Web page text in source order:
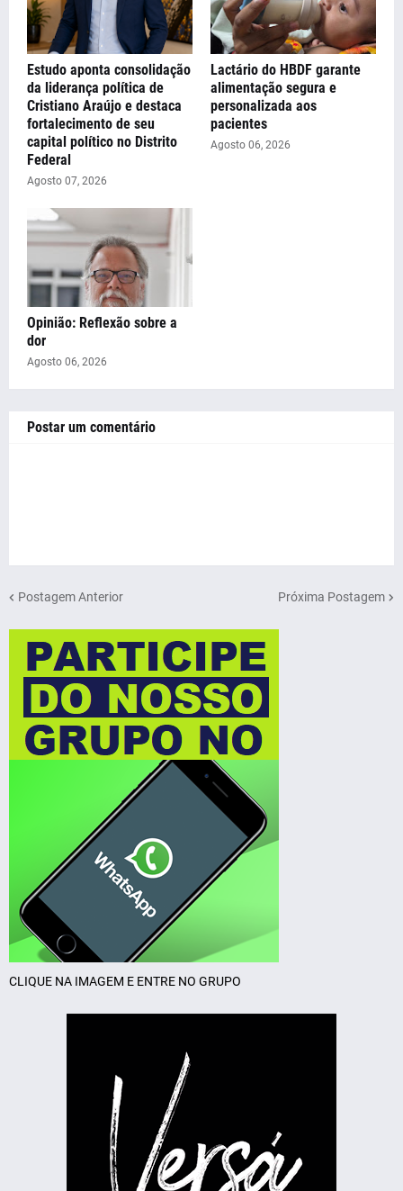
Estudo aponta consolidação
da liderança política de
Cristiano Araújo e destaca
fortalecimento de seu
capital político no Distrito
Federal
Agosto 07, 2026
Lactário do HBDF garante
alimentação segura e
personalizada aos
pacientes
Agosto 06, 2026
Opinião: Reflexão sobre a
dor
Agosto 06, 2026
Postar um comentário
Postagem Anterior Próxima Postagem
CLIQUE NA IMAGEM E ENTRE NO GRUPO